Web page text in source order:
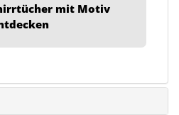
mit Motiv